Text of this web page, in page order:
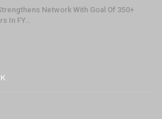
Network With Goal Of 350+
In FY…